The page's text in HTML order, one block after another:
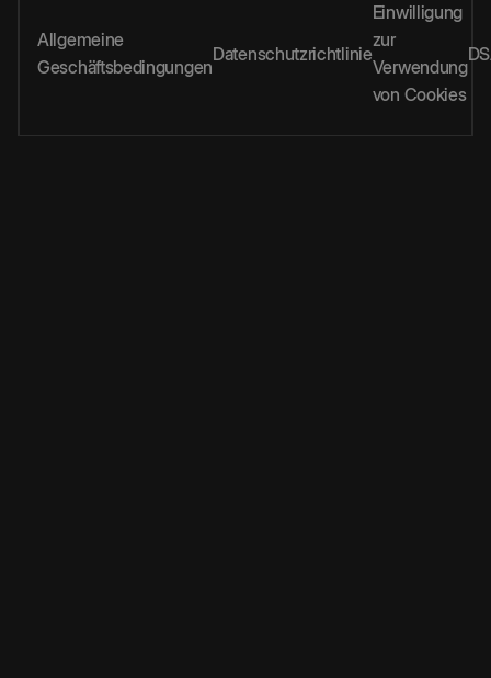
Allgemeine
Geschäftsbedingungen
Datenschutzrichtlinie
Einwilligung
zur
Verwendung
von Cookies